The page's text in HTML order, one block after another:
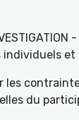
et
les
du